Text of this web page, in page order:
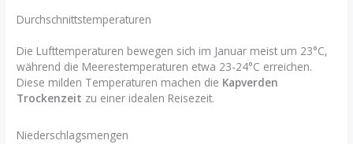
Durchschnittstemperaturen
Die Lufttemperaturen bewegen sich im Januar meist um 23°C,
während die Meerestemperaturen etwa 23-24°C erreichen.
Diese milden Temperaturen machen die Kapverden
Trockenzeit zu einer idealen Reisezeit.
Niederschlagsmengen